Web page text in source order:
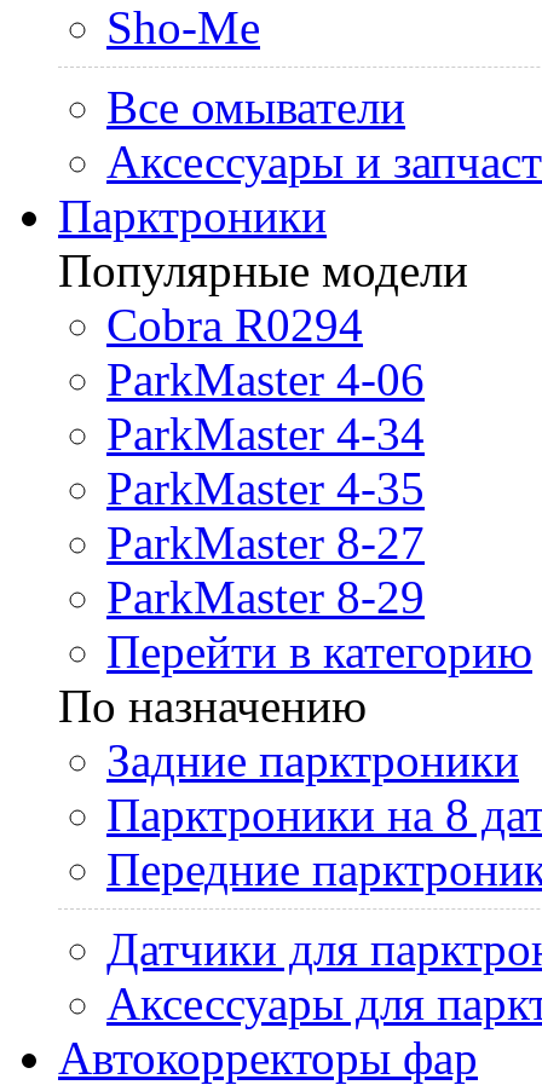
Sho-Me
Все омыватели
Аксессуары и
Парктроники
Популярные модели
Cobra R0294
ParkMaster 4-06
ParkMaster 4-34
ParkMaster 4-35
ParkMaster 8-27
ParkMaster 8-29
Перейти в категорию
По назначению
Задние парктроники
Парктроники на 8
Передние
Датчики для
Аксессуары для
Автокорректоры фар